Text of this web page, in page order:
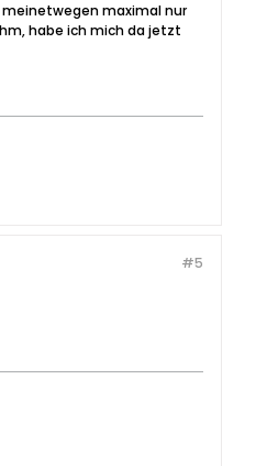
meinetwegen maximal nur
habe ich mich da jetzt
#5